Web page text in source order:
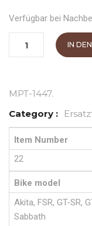
Verfügbar bei
IN
MPT-1447.
Category :
Item Number
22
Bike model
Akita, FSR, GT-SR,
Sabbath